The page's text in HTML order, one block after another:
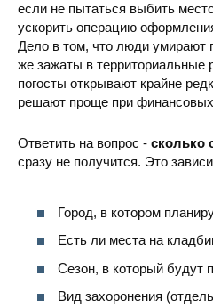
Еврейское Кладбище ул.
если не пытаться выбить
ускорить операцию
Дело в том, что люди умирают
же зажаты в территориальные
погосты открывают крайне
решают проще при
Ответить на вопрос - сколько
сразу не получится. Это
Город, в котором
Есть ли места на
Сезон, в который будут
Вид захоронения